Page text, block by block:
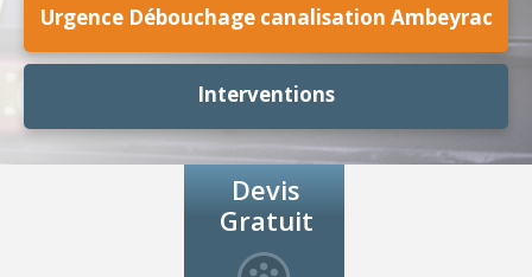
Urgence Débouchage canalisation Ambeyrac
Interventions
Devis
Gratuit